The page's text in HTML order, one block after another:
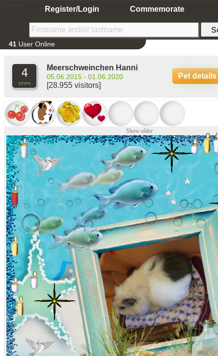
Register/Login Commemorate
41 User Online
4
years
Meerschweinchen Hanni
05.06.2015 - 01.06.2020
[28.955 visitors]
Pet details
Show older